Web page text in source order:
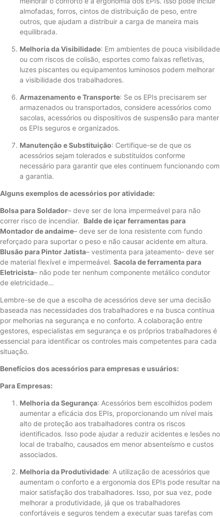
almofadas, forros, cintos de distribuição de peso, entre
outros, que ajudam a distribuir a carga de maneira mais
equilibrada.
Melhoria da Visibilidade: Em ambientes de pouca visibilidade
ou com riscos de colisão, esportes como faixas refletivas,
luzes piscantes ou equipamentos luminosos podem melhorar
a visibilidade dos trabalhadores.
Armazenamento e Transporte: Se os EPIs precisarem ser
armazenados ou transportados, considere acessórios como
sacolas, acessórios ou dispositivos de suspensão para manter
os EPIs seguros e organizados.
Manutenção e Substituição: Certifique-se de que os
acessórios sejam tolerados e substituídos conforme
necessário para garantir que eles continuem funcionando com
a garantia.
Alguns exemplos de acessórios por atividade:
Bolsa para Soldador– deve ser de lona impermeável para não
correr risco de incendiar. Balde de içar ferramentas para
Montador de andaime– deve ser de lona resistente com fundo
reforçado para suportar o peso e não causar acidente em altura.
Blusão para Pintor Jatista– vestimenta para jateamento- deve ser
de material flexível e impermeável. Sacola de ferramenta para
Eletricista– não pode ter nenhum componente metálico condutor
de eletricidade…
Lembre-se de que a escolha de acessórios deve ser uma decisão
baseada nas necessidades dos trabalhadores e na busca contínua
por melhorias na segurança e no conforto. A colaboração entre
gestores, especialistas em segurança e os próprios trabalhadores é
essencial para identificar os controles mais competentes para cada
situação.
Benefícios dos acessórios para empresas e usuários:
Para Empresas:
Melhoria da Segurança: Acessórios bem escolhidos podem
aumentar a eficácia dos EPIs, proporcionando um nível mais
alto de proteção aos trabalhadores contra os riscos
identificados. Isso pode ajudar a reduzir acidentes e lesões no
local de trabalho, causados ​​em menor absenteísmo e custos
associados.
Melhoria da Produtividade: A utilização de acessórios que
aumentam o conforto e a ergonomia dos EPIs pode resultar na
maior satisfação dos trabalhadores. Isso, por sua vez, pode
melhorar a produtividade, já que os trabalhadores
confortáveis ​​e seguros tendem a executar suas tarefas com